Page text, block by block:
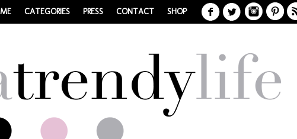
CATEGORIES PRESS CONTACT SHOP